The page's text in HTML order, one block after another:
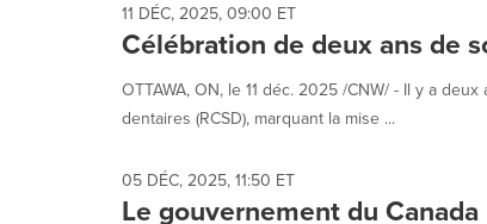
11 DÉC, 2025, 09:00 ET
Célébration de deux ans de
OTTAWA, ON, le 11 déc. 2025 /CNW/ - Il y a
dentaires (RCSD), marquant la mise ...
05 DÉC, 2025, 11:50 ET
Le gouvernement du